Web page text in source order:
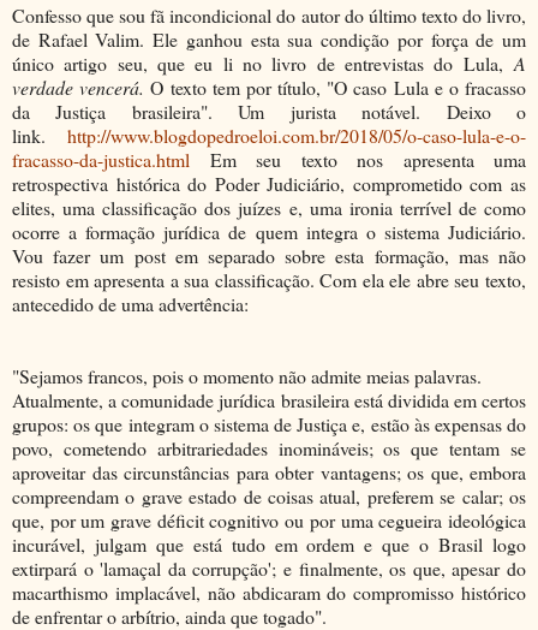
Confesso que sou fã incondicional do autor do último texto do livro,
de Rafael Valim. Ele ganhou esta sua condição por força de um
único artigo seu, que eu li no livro de entrevistas do Lula, A
verdade vencerá.O texto tem por título, "O caso Lula e o fracasso
da Justiça brasileira". Um jurista notável. Deixo o
link. http://www.blogdopedroeloi.com.br/2018/05/o-caso-lula-e-o-
fracasso-da-justica.html Em seu texto nos apresenta uma
retrospectiva histórica do Poder Judiciário, comprometido com as
elites, uma classificação dos juízes e, uma ironia terrível de como
ocorre a formação jurídica de quem integra o sistema Judiciário.
Vou fazer um post em separado sobre esta formação, mas não
resisto em apresenta a sua classificação. Com ela ele abre seu texto,
antecedido de uma advertência:
"Sejamos francos, pois o momento não admite meias palavras.
Atualmente, a comunidade jurídica brasileira está dividida em certos
grupos: os que integram o sistema de Justiça e, estão às expensas do
povo, cometendo arbitrariedades inomináveis; os que tentam se
aproveitar das circunstâncias para obter vantagens; os que, embora
compreendam o grave estado de coisas atual, preferem se calar; os
que, por um grave déficit cognitivo ou por uma cegueira ideológica
incurável, julgam que está tudo em ordem e que o Brasil logo
extirpará o 'lamaçal da corrupção'; e finalmente, os que, apesar do
macarthismo implacável, não abdicaram do compromisso histórico
de enfrentar o arbítrio, ainda que togado".